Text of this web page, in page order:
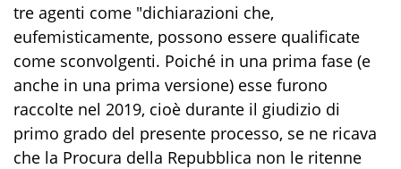
tre agenti come "dichiarazioni che,
eufemisticamente, possono essere qualificate
come sconvolgenti. Poiché in una prima fase (e
anche in una prima versione) esse furono
raccolte nel 2019, cioè durante il giudizio di
primo grado del presente processo, se ne ricava
che la Procura della Repubblica non le ritenne